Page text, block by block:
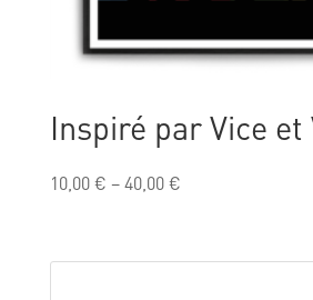
Inspiré par Vice et
10,00€ –40,00€